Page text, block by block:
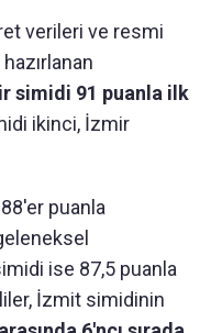
verileri ve resmi
simidi 91 puanla ilk
ikinci, İzmir
puanla
ise 87,5 puanla
İzmit simidinin